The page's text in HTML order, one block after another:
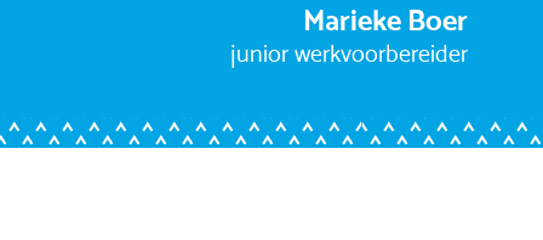
Marieke Boer
junior werkvoorbereider